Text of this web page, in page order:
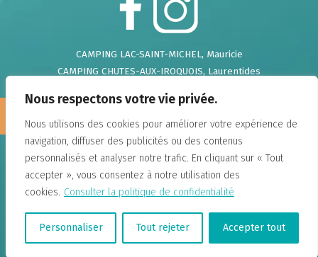
Nous respectons votre vie privée.
Nous utilisons des cookies pour améliorer votre expérience de
navigation, diffuser des publicités ou des contenus
personnalisés et analyser notre trafic. En cliquant sur « Tout
accepter », vous consentez à notre utilisation des
cookies. Consulter la politique de confidentialité
Personnaliser Tout rejeter Accepter tout
Nous
recrutons!
CAMPING LAC-SAINT-MICHEL, Mauricie
CAMPING CHUTES-AUX-IROQUOIS, Laurentides
CAMPING DU GOUFFRE, Charlevoix
CAMPING FALAISE-SUR-MER, Charlevoix
CAMPING ANNIE , Gaspésie
DOMAINE ANNIE-SUR-MER, Gaspésie
CAMPING LAC-DU-CERF, Hautes-Laurentides
CAMPING UNION BASKATONG, Outaouais